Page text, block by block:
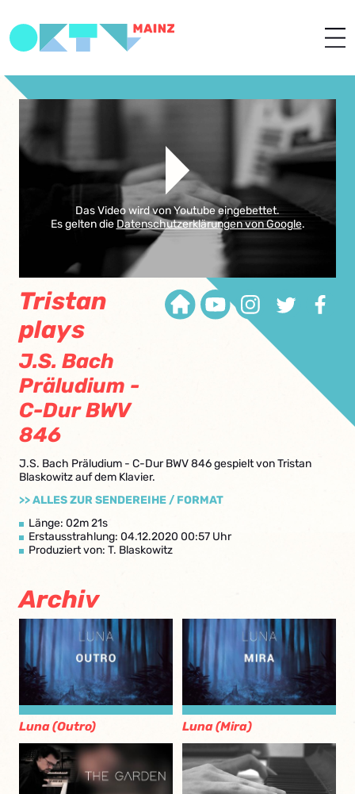
Das Video wird von Youtube eingebettet.
Es gelten die Datenschutzerklärungen von Google.
Tristan
plays
J.S. Bach
Präludium -
C-Dur BWV
846
J.S. Bach Präludium - C-Dur BWV 846 gespielt von Tristan
Blaskowitz auf dem Klavier.
>> ALLES ZUR SENDEREIHE / FORMAT
Länge: 02m 21s
Erstausstrahlung: 04.12.2020 00:57 Uhr
Produziert von: T. Blaskowitz
Archiv
Luna (Outro) Luna (Mira)